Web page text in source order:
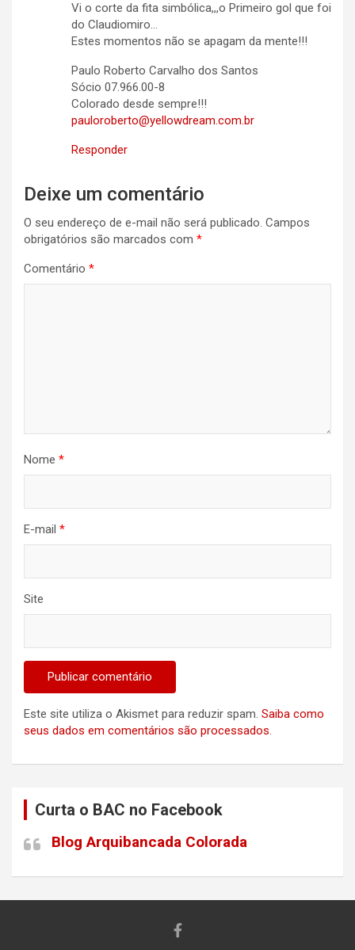
Vi o corte da fita simbólica,,,o Primeiro gol que foi
do Claudiomiro…
Estes momentos não se apagam da mente!!!
Paulo Roberto Carvalho dos Santos
Sócio 07.966.00-8
Colorado desde sempre!!!
pauloroberto@yellowdream.com.br
Responder
Deixe um comentário
O seu endereço de e-mail não será publicado. Campos
obrigatórios são marcados com *
Comentário *
Nome *
E-mail *
Site
Este site utiliza o Akismet para reduzir spam. Saiba como
seus dados em comentários são processados.
Curta o BAC no Facebook
Blog Arquibancada Colorada